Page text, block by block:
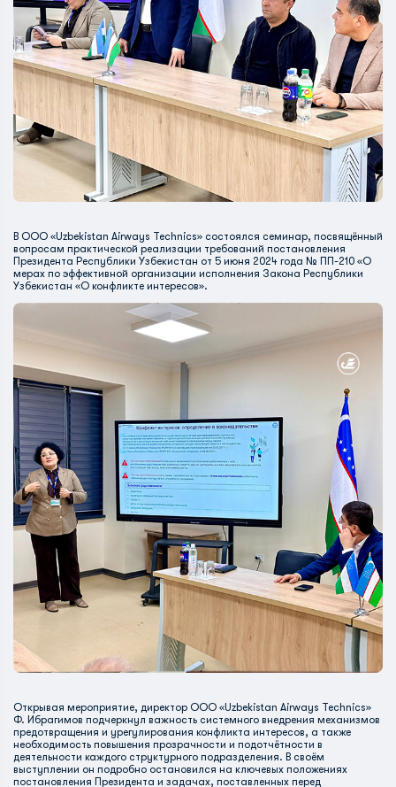
В ООО «Uzbekistan Airways Technics» состоялся семинар, посвящённый
вопросам практической реализации требований постановления
Президента Республики Узбекистан от 5 июня 2024 года № ПП-210 «О
мерах по эффективной организации исполнения Закона Республики
Узбекистан «О конфликте интересов».
Открывая мероприятие, директор ООО «Uzbekistan Airways Technics»
Ф. Ибрагимов подчеркнул важность системного внедрения механизмов
предотвращения и урегулирования конфликта интересов, а также
необходимость повышения прозрачности и подотчётности в
деятельности каждого структурного подразделения. В своём
выступлении он подробно остановился на ключевых положениях
постановления Президента и задачах, поставленных перед